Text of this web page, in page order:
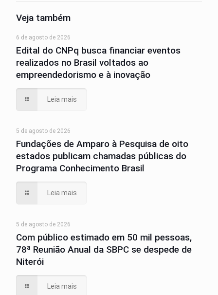
Veja também
6 de agosto de 2026
Edital do CNPq busca financiar eventos
realizados no Brasil voltados ao
empreendedorismo e à inovação
Leia mais
5 de agosto de 2026
Fundações de Amparo à Pesquisa de oito
estados publicam chamadas públicas do
Programa Conhecimento Brasil
Leia mais
5 de agosto de 2026
Com público estimado em 50 mil pessoas,
78ª Reunião Anual da SBPC se despede de
Niterói
Leia mais